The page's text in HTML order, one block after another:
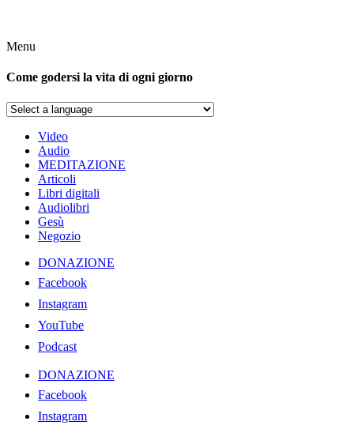
Menu
Come godersi la vita di ogni giorno
Video
Audio
MEDITAZIONE
Articoli
Libri digitali
Audiolibri
Gesù
Negozio
DONAZIONE
Facebook
Instagram
YouTube
Podcast
DONAZIONE
Facebook
Instagram